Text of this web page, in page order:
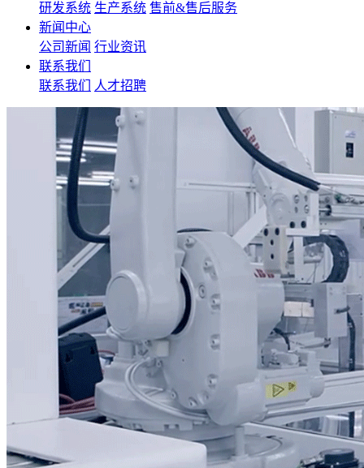
研发系统 生产系统 售前&售后服务
新闻中心
公司新闻 行业资讯
联系我们
联系我们
人才招聘